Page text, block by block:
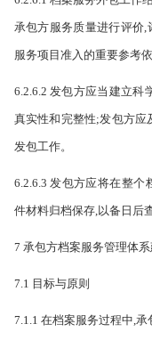
承包方服务质量进行评价,
服务项目准入的重要参考依
6.2.6.2 发包方应当建立科
真实性和完整性;发包方应
发包工作。
6.2.6.3 发包方应将在整
件材料归档保存,以备日后查
7 承包方档案服务管理体
7.1 目标与原则
7.1.1 在档案服务过程中,承